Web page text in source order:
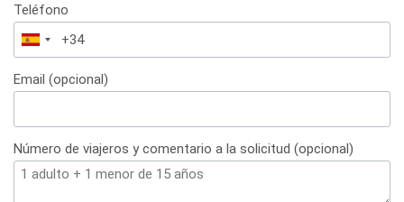
Teléfono
España
+34
Email (opcional)
Número de viajeros y comentario a la solicitud (opcional)